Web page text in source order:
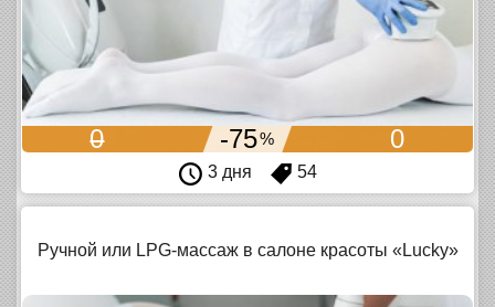
0 -75% 0
3 дня 54
Ручной или LPG-массаж в салоне красоты «Lucky»